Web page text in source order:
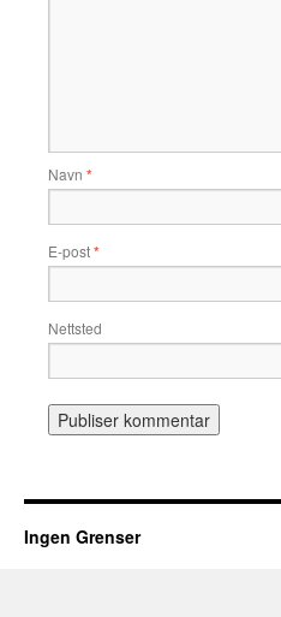
Navn *
E-post*
Nettsted
Ingen Grenser